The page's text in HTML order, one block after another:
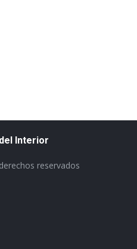
Interior
reservados